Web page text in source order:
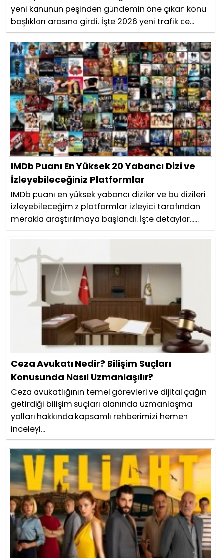
yeni kanunun peşinden gündemin öne çıkan konu
başlıkları arasına girdi. İşte 2026 yeni trafik ce...
IMDb Puanı En Yüksek 20 Yabancı Dizi ve
İzleyebileceğiniz Platformlar
IMDb puanı en yüksek yabancı diziler ve bu dizileri
izleyebileceğimiz platformlar izleyici tarafından
merakla araştırılmaya başlandı. İşte detaylar......
Ceza Avukatı Nedir? Bilişim Suçları
Konusunda Nasıl Uzmanlaşılır?
Ceza avukatlığının temel görevleri ve dijital çağın
getirdiği bilişim suçları alanında uzmanlaşma
yolları hakkında kapsamlı rehberimizi hemen
inceleyi...